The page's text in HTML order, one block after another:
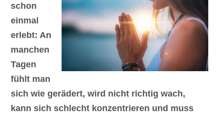
schon
einmal
erlebt: An
manchen
Tagen
fühlt man
sich wie gerädert, wird nicht richtig wach,
kann sich schlecht konzentrieren und muss